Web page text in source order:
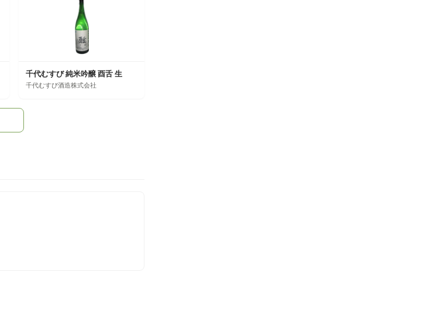
千代むすび 純米吟醸 酉舌 生
千代むすび酒造株式会社